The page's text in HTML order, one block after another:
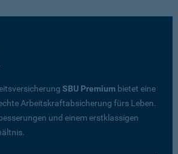
SBU Premium bietet eine
Arbeitskraftabsicherung fürs Leben.
und einem erstklassigen